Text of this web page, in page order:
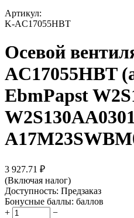
Артикул:
K-AC17055HBT
Осевой
AC17055HBT
EbmPapst
3 927.71 ₽
(Включая налог)
Доступность: Предзаказ
Бонусные баллы: баллов
+
−